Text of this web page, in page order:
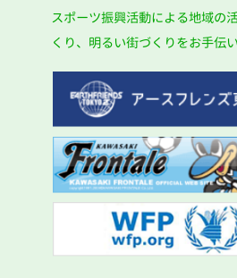
スポーツ振興活動による地域の活
くり、明るい街づくりをお手伝